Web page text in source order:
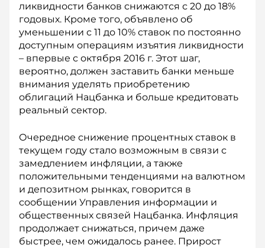
ликвидности банков снижаются с 20 до 18%
годовых. Кроме того, объявлено об
уменьшении с 11 до 10% ставок по постоянно
доступным операциям изъятия ликвидности
– впервые с октября 2016 г. Этот шаг,
вероятно, должен заставить банки меньше
внимания уделять приобретению
облигаций Нацбанка и больше кредитовать
реальный сектор.
Очередное снижение процентных ставок в
текущем году стало возможным в связи с
замедлением инфляции, а также
положительными тенденциями на валютном
и депозитном рынках, говорится в
сообщении Управления информации и
общественных связей Нацбанка. Инфляция
продолжает снижаться, причем даже
быстрее, чем ожидалось ранее. Прирост